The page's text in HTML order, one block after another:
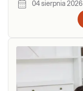
04 sierpnia 2026